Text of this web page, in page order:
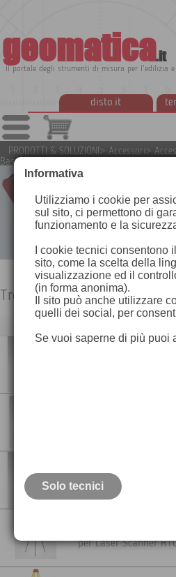
geomatica.it
Il portale degli strumenti di misura per l'edilizia
disto.it
PRODOTTI & SOLUZIONI> Accessori>
Basamenti
Treppiedi e Basamenti
piombo ottico
Per strumenti con
angolare
per Laser Scanner
Informativa
Utilizziamo i cookie per
sul sito, ci permettono di
funzionamento e la
I cookie tecnici consentono
sito, come la scelta della
visualizzazione ed il
(in forma anonima).
Il sito può anche utilizzare
quelli dei social, per
Se vuoi saperne di più puoi
Solo tecnici